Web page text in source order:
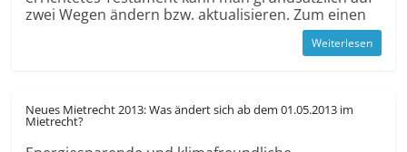
zwei Wegen ändern bzw. aktualisieren. Zum einen
Weiterlesen
Neues Mietrecht 2013: Was ändert sich ab dem 01.05.2013 im
Mietrecht?